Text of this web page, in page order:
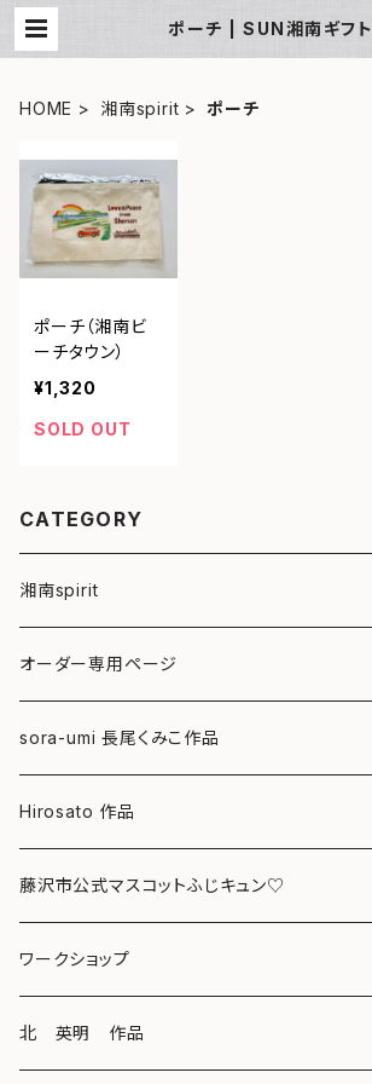
ポーチ | SUN湘南ギフト
HOME 湘南spirit ポーチ
ポーチ（湘南ビ
ーチタウン）
¥1,320
SOLD OUT
CATEGORY
湘南spirit
ポストカード
グリーティングカード
クリアファイル
マグカップ
スマホケース
キーホルダー
オーダー専用ページ
sora-umi 長尾くみこ作品
Hirosato 作品
藤沢市公式マスコットふじキュン♡
クリアファイル
ボールペン
ワークショップ
海レジンアートボード
北 英明 作品